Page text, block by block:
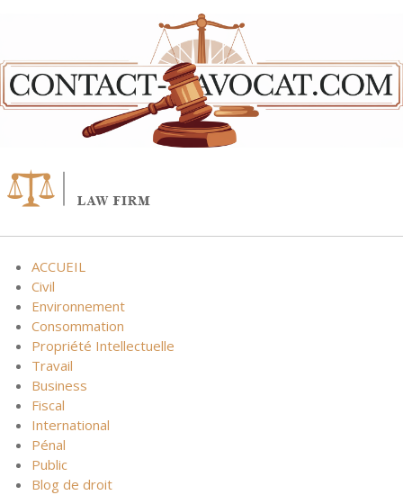
ACCUEIL
Civil
Environnement
Consommation
Propriété Intellectuelle
Travail
Business
Fiscal
International
Pénal
Public
Blog de droit